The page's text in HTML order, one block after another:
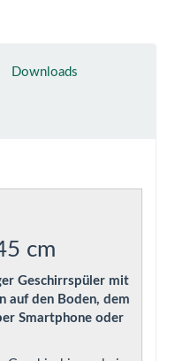
Downloads
cm
Geschirrspüler mit
auf den Boden, dem
Smartphone oder